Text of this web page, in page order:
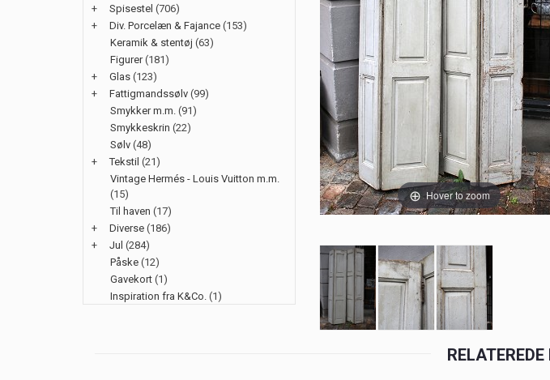
+
Spisestel (706)
+
Div. Porcelæn & Fajance (153)
Keramik & stentøj (63)
Figurer(181)
+
Glas (123)
+
Fattigmandssølv (99)
Smykker m.m. (91)
Smykkeskrin (22)
Sølv (48)
+
Tekstil (21)
Vintage Hermés - Louis Vuitton m.m.
(15)
Til haven (17)
+
Diverse (186)
+
Jul (284)
Påske (12)
Gavekort (1)
Inspiration fra K&Co. (1)
Hover to zoom